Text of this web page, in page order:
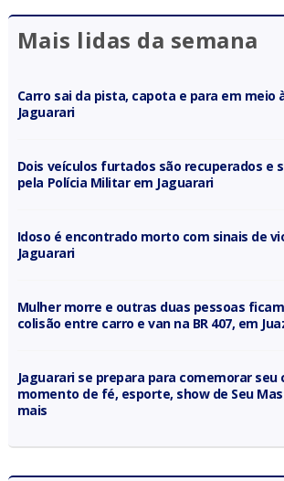
Mais lidas da semana
Carro sai da pista, capota e para em meio
Jaguarari
Dois veículos furtados são recuperados e
pela Polícia Militar em Jaguarari
Idoso é encontrado morto com sinais de
Jaguarari
Mulher morre e outras duas pessoas
colisão entre carro e van na BR 407, em
Jaguarari se prepara para comemorar
momento de fé, esporte, show de Seu
mais